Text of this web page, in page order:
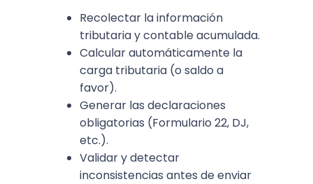
Recolectar la información
tributaria y contable acumulada.
Calcular automáticamente la
carga tributaria (o saldo a
favor).
Generar las declaraciones
obligatorias (Formulario 22, DJ,
etc.).
Validar y detectar
inconsistencias antes de enviar